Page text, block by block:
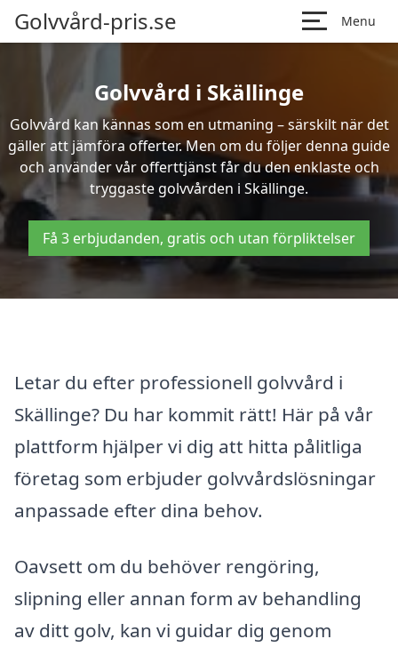
Golvvård-pris.se Menu
Golvvård i Skällinge
Golvvård kan kännas som en utmaning – särskilt när det
gäller att jämföra offerter. Men om du följer denna guide
och använder vår offerttjänst får du den enklaste och
tryggaste golvvården i Skällinge.
Få 3 erbjudanden, gratis och utan förpliktelser
Letar du efter professionell golvvård i
Skällinge? Du har kommit rätt! Här på vår
plattform hjälper vi dig att hitta pålitliga
företag som erbjuder golvvårdslösningar
anpassade efter dina behov.
Oavsett om du behöver rengöring,
slipning eller annan form av behandling
av ditt golv, kan vi guidar dig genom